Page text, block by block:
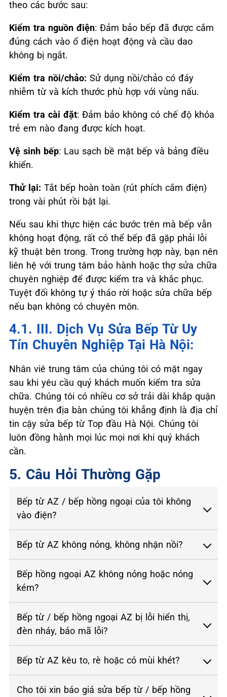
theo các bước sau:
Kiểm tra nguồn điện: Đảm bảo bếp đã được cắm
đúng cách vào ổ điện hoạt động và cầu dao
không bị ngắt.
Kiểm tra nồi/chảo: Sử dụng nồi/chảo có đáy
nhiễm từ và kích thước phù hợp với vùng nấu.
Kiểm tra cài đặt: Đảm bảo không có chế độ khóa
trẻ em nào đang được kích hoạt.
Vệ sinh bếp: Lau sạch bề mặt bếp và bảng điều
khiển.
Thử lại: Tắt bếp hoàn toàn (rút phích cắm điện)
trong vài phút rồi bật lại.
Nếu sau khi thực hiện các bước trên mà bếp vẫn
không hoạt động, rất có thể bếp đã gặp phải lỗi
kỹ thuật bên trong. Trong trường hợp này, bạn nên
liên hệ với trung tâm bảo hành hoặc thợ sửa chữa
chuyên nghiệp để được kiểm tra và khắc phục.
Tuyệt đối không tự ý tháo rời hoặc sửa chữa bếp
nếu bạn không có chuyên môn.
4.1. III. Dịch Vụ Sửa Bếp Từ Uy
Tín Chuyên Nghiệp Tại Hà Nội:
Nhân viê trung tâm của chúng tôi có mặt ngay
sau khi yêu cầu quý khách muốn kiểm tra sửa
chữa. Chúng tôi có nhiều cơ sở trải dài khắp quận
huyện trên địa bàn chúng tôi khẳng định là địa chỉ
tin cậy sửa bếp từ Top đầu Hà Nội. Chúng tôi
luôn đồng hành mọi lúc mọi nơi khi quý khách
cần.
5. Câu Hỏi Thường Gặp
Bếp từ AZ / bếp hồng ngoại của tôi không
vào điện?
Bếp từ AZ không nóng, không nhận nồi?
Bếp hồng ngoại AZ không nóng hoặc nóng
kém?
Bếp từ / bếp hồng ngoại AZ bị lỗi hiển thị,
đèn nháy, báo mã lỗi?
Bếp từ AZ kêu to, rè hoặc có mùi khét?
Cho tôi xin báo giá sửa bếp từ / bếp hồng